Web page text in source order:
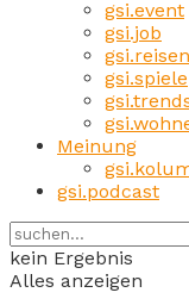
gsi.event
gsi.job
gsi.reisen
gsi.spiele
Meinung
gsi.podcast
kein Ergebnis
Alles anzeigen